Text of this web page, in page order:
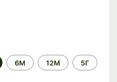
6М 12М 5Г